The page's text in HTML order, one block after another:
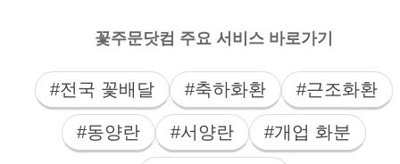
꽃주문닷컴 주요 서비스 바로가기
#전국 꽃배달 #축하화환 #근조화환
#동양란 #서양란 #개업 화분